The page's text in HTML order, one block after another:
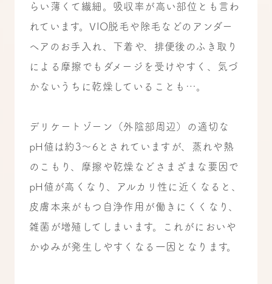
らい薄くて繊細。吸収率が高い部位とも言わ
れています。VIO脱毛や除毛などのアンダー
ヘアのお手入れ、下着や、排便後のふき取り
による摩擦でもダメージを受けやすく、気づ
かないうちに乾燥していることも…。
デリケートゾーン（外陰部周辺）の適切な
pH値は約3～6とされていますが、蒸れや熱
のこもり、摩擦や乾燥などさまざまな要因で
pH値が高くなり、アルカリ性に近くなると、
皮膚本来がもつ自浄作用が働きにくくなり、
雑菌が増殖してしまいます。これがにおいや
かゆみが発生しやすくなる一因となります。